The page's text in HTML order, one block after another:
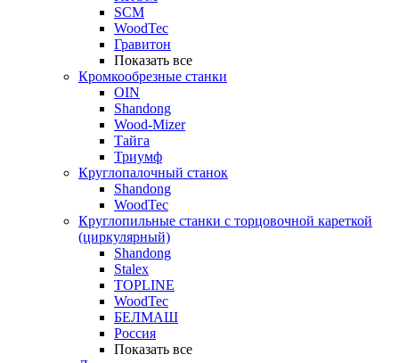
SCM
WoodTec
Гравитон
Показать все
Кромкообрезные станки
OIN
Shandong
Wood-Mizer
Тайга
Триумф
Круглопалочный станок
Shandong
WoodTec
Круглопильные станки с торцовочной кареткой
(циркулярный)
Shandong
Stalex
TOPLINE
WoodTec
БЕЛМАШ
Россия
Показать все